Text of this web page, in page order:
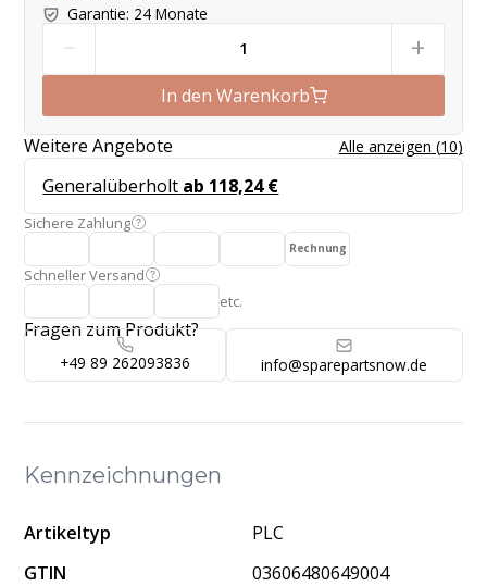
Garantie: 24 Monate
- +
In den Warenkorb
Weitere Angebote Alle anzeigen (10)
Generalüberholt ab 118,24 €
Sichere Zahlung
Rechnung
Schneller Versand
etc.
Fragen zum Produkt?
+49 89 262093836 info@sparepartsnow.de
Kennzeichnungen
Artikeltyp
PLC
GTIN
03606480649004